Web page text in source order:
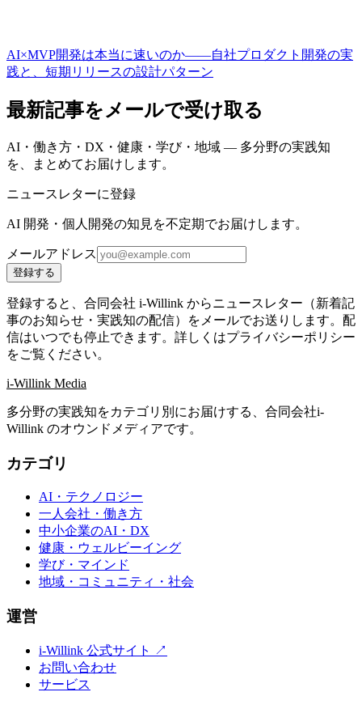
AI×MVP開発は本当に速いのか——自社プロダクト開発の実
践と、短期リリースの設計パターン
最新記事をメールで受け取る
AI・働き方・DX・健康・学び・地域 — 多分野の実践知
を、まとめてお届けします。
ニュースレターに登録
AI 開発・個人開発の知見を不定期でお届けします。
メールアドレス
登録する
登録すると、合同会社 i-Willink からニュースレター（新着記
事のお知らせ・実践知の配信）をメールでお送りします。配
信はいつでも停止できます。詳しくはプライバシーポリシー
をご覧ください。
i-Willink Media
多分野の実践知をカテゴリ別にお届けする、合同会社i-
Willink のオウンドメディアです。
カテゴリ
AI・テクノロジー
一人会社・働き方
中小企業のAI・DX
健康・ウェルビーイング
学び・マインド
地域・コミュニティ・社会
運営
i-Willink 公式サイト ↗
お問い合わせ
サービス